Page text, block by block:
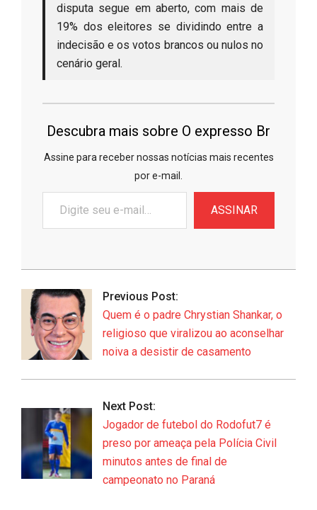
disputa segue em aberto, com mais de
19% dos eleitores se dividindo entre a
indecisão e os votos brancos ou nulos no
cenário geral.
Descubra mais sobre O expresso Br
Assine para receber nossas notícias mais recentes
por e-mail.
seu
e-
ASSINAR
2026-
29
Previous Post:
Quem é o padre Chrystian Shankar, o
religioso que viralizou ao aconselhar
noiva a desistir de casamento
Next Post:
Jogador de futebol do Rodofut7 é
preso por ameaça pela Polícia Civil
minutos antes de final de
campeonato no Paraná